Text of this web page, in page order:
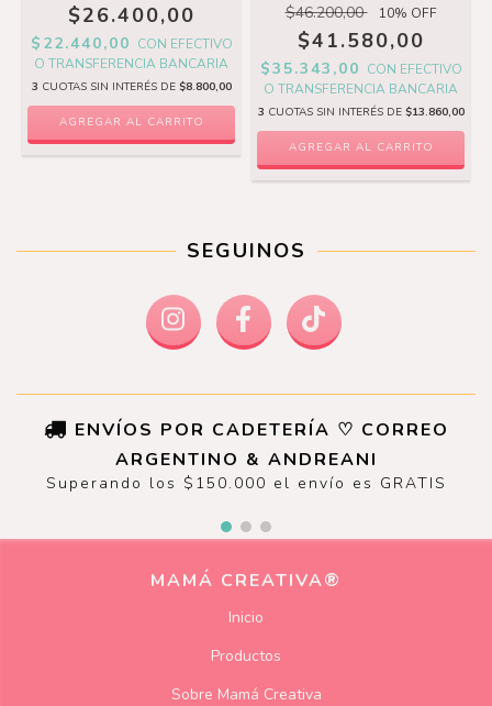
$26.400,00
$22.440,00 CON EFECTIVO
O TRANSFERENCIA BANCARIA
3 CUOTAS SIN INTERÉS DE $8.800,00
AGREGAR AL CARRITO
$46.200,00 10% OFF
$41.580,00
$35.343,00 CON EFECTIVO
O TRANSFERENCIA BANCARIA
3 CUOTAS SIN INTERÉS DE $13.860,00
AGREGAR AL CARRITO
SEGUINOS
ENVÍOS POR CADETERÍA ♡ CORREO
ARGENTINO & ANDREANI
Superando los $150.000 el envío es GRATIS
MAMÁ CREATIVA®
Inicio
Productos
Sobre Mamá Creativa